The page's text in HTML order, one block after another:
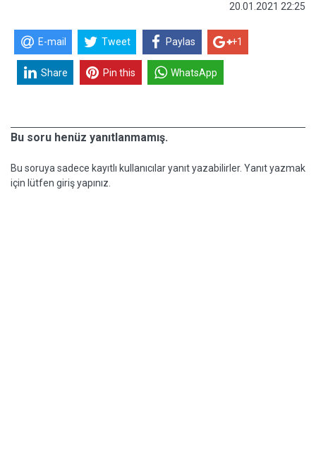
20.01.2021 22:25
E-mail Tweet Paylas +1
Share Pin this WhatsApp
Bu soru henüz yanıtlanmamış.
Bu soruya sadece kayıtlı kullanıcılar yanıt yazabilirler. Yanıt yazmak
için lütfen giriş yapınız.